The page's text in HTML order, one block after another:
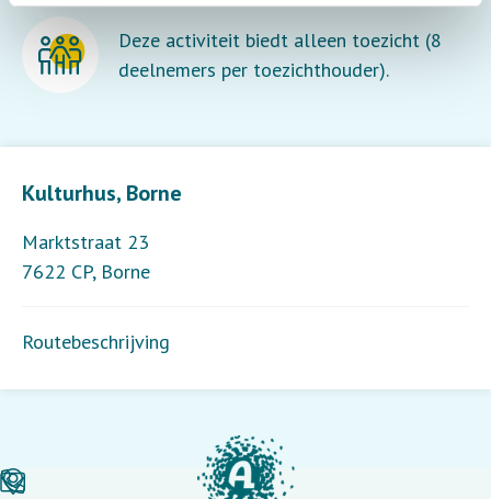
Kulturhus, Borne
Marktstraat 23
7622 CP, Borne
Routebeschrijving
Deze activiteit biedt alleen toezicht (8
deelnemers per toezichthouder).